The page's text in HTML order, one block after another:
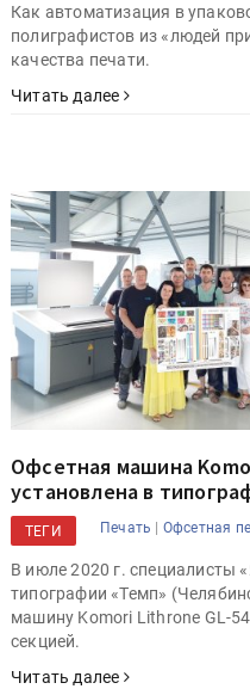
Как автоматизация в
полиграфистов из «людей
качества печати.
Читать далее
Офсетная машина
установлена в
ТЕГИ Печать | Офсетная
В июле 2020 г. специалисты
типографии «Темп»
машину Komori Lithrone GL-
секцией.
Читать далее